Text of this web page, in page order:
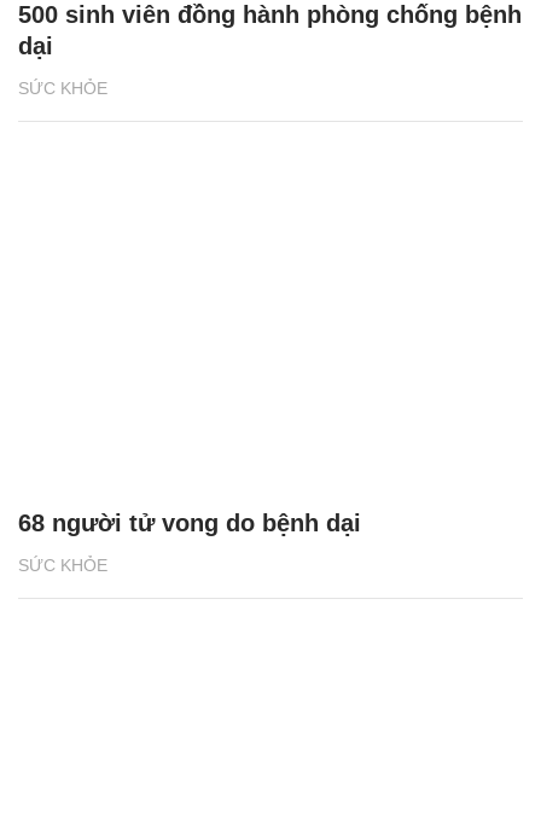
SỨC KHỎE
500 sinh viên đồng hành phòng chống bệnh
dại
SỨC KHỎE
68 người tử vong do bệnh dại